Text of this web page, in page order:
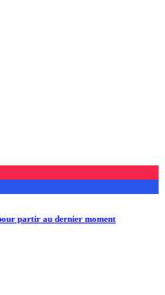
partir au dernier moment